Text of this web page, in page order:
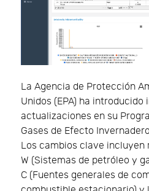
La Agencia de Protección
Unidos (EPA) ha introducido
actualizaciones en su
Gases de Efecto
Los cambios clave incluyen
W (Sistemas de petróleo y
C (Fuentes generales de